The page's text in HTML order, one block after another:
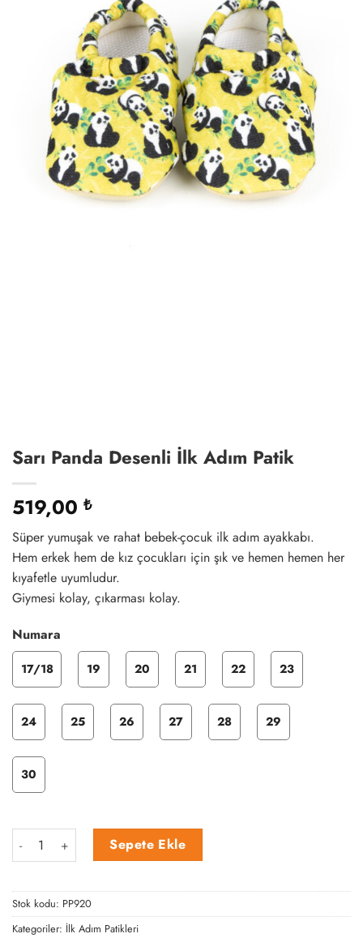
Sarı Panda Desenli İlk Adım Patik
519,00 ₺
Süper yumuşak ve rahat bebek-çocuk ilk adım ayakkabı.
Hem erkek hem de kız çocukları için şık ve hemen hemen her
kıyafetle uyumludur.
Giymesi kolay, çıkarması kolay.
Numara
17/18 19 20 21 22 23
24 25 26 27 28 29
30
Sarı Panda Desenli İlk Adım Patik adet
Sepete Ekle
Stok kodu: PP920
Kategoriler: İlk Adım Patikleri